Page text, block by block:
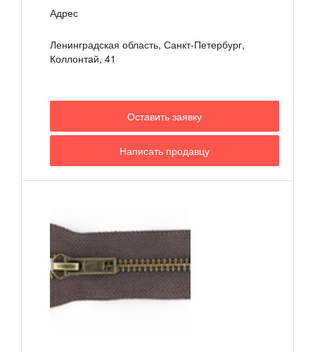
Адрес
Ленинградская область, Санкт-Петербург,
Коллонтай, 41
Оставить заявку
Написать продавцу